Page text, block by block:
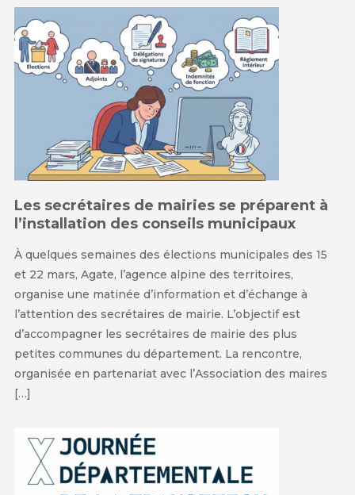
Les secrétaires de mairies se préparent à
l’installation des conseils municipaux
À quelques semaines des élections municipales des 15
et 22 mars, Agate, l’agence alpine des territoires,
organise une matinée d’information et d’échange à
l’attention des secrétaires de mairie. L’objectif est
d’accompagner les secrétaires de mairie des plus
petites communes du département. La rencontre,
organisée en partenariat avec l’Association des maires
[…]